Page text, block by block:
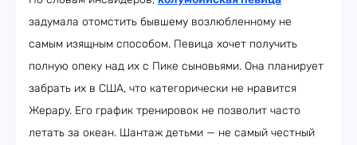
задумала отомстить бывшему возлюбленному не
самым изящным способом. Певица хочет получить
полную опеку над их с Пике сыновьями. Она планирует
забрать их в США, что категорически не нравится
Жерару. Его график тренировок не позволит часто
летать за океан. Шантаж детьми — не самый честный